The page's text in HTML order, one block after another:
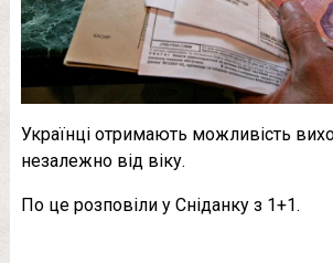
Українці отримають можливість
незалежно від віку.
По це розповіли у Сніданку з 1+1.